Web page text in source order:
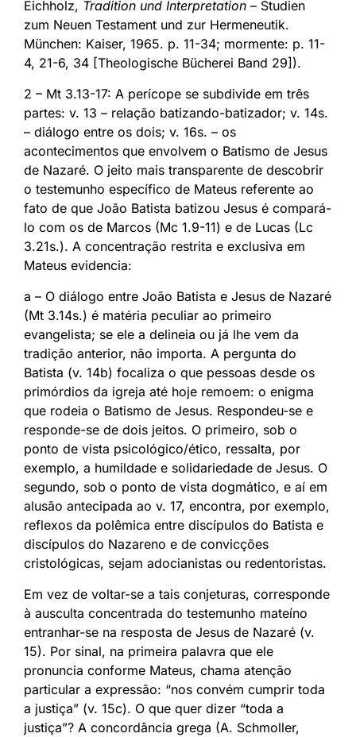
Eichholz, Tradition und Interpretation – Studien
zum Neuen Testament und zur Hermeneutik.
München: Kaiser, 1965. p. 11-34; mormente: p. 11-
4, 21-6, 34 [Theologische Bücherei Band 29]).
2 – Mt 3.13-17: A perícope se subdivide em três
partes: v. 13 – relação batizando-batizador; v. 14s.
– diálogo entre os dois; v. 16s. – os
acontecimentos que envolvem o Batismo de Jesus
de Nazaré. O jeito mais transparente de descobrir
o testemunho específico de Mateus referente ao
fato de que João Batista batizou Jesus é compará-
lo com os de Marcos (Mc 1.9-11) e de Lucas (Lc
3.21s.). A concentração restrita e exclusiva em
Mateus evidencia:
a – O diálogo entre João Batista e Jesus de Nazaré
(Mt 3.14s.) é matéria peculiar ao primeiro
evangelista; se ele a delineia ou já lhe vem da
tradição anterior, não importa. A pergunta do
Batista (v. 14b) focaliza o que pessoas desde os
primórdios da igreja até hoje remoem: o enigma
que rodeia o Batismo de Jesus. Respondeu-se e
responde-se de dois jeitos. O primeiro, sob o
ponto de vista psicológico/ético, ressalta, por
exemplo, a humildade e solidariedade de Jesus. O
segundo, sob o ponto de vista dogmático, e aí em
alusão antecipada ao v. 17, encontra, por exemplo,
reflexos da polêmica entre discípulos do Batista e
discípulos do Nazareno e de convicções
cristológicas, sejam adocianistas ou redentoristas.
Em vez de voltar-se a tais conjeturas, corresponde
à ausculta concentrada do testemunho mateíno
entranhar-se na resposta de Jesus de Nazaré (v.
15). Por sinal, na primeira palavra que ele
pronuncia conforme Mateus, chama atenção
particular a expressão: “nos convém cumprir toda
a justiça” (v. 15c). O que quer dizer “toda a
justiça”? A concordância grega (A. Schmoller,